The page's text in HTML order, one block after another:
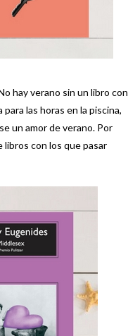
hay verano sin un libro con
las horas en la piscina,
un amor de verano. Por
libros con los que pasar